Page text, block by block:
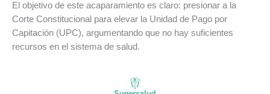
El objetivo de este acaparamiento es claro: presionar a la
Corte Constitucional para elevar la Unidad de Pago por
Capitación (UPC), argumentando que no hay suficientes
recursos en el sistema de salud.